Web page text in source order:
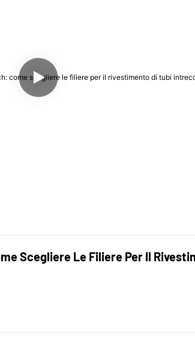
Scegliere Le Filiere Per Il